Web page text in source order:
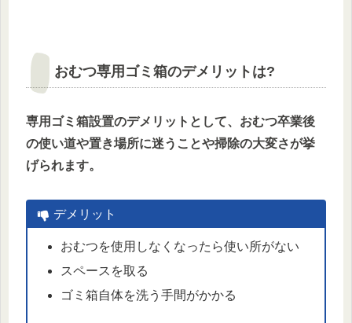
おむつ専用ゴミ箱のデメリットは?
専用ゴミ箱設置のデメリットとして、おむつ卒業後
の使い道や置き場所に迷うことや掃除の大変さが挙
げられます。
デメリット
おむつを使用しなくなったら使い所がない
スペースを取る
ゴミ箱自体を洗う手間がかかる